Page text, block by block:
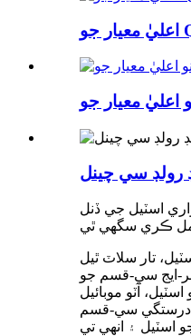
رولڊ سي چينل
اسٽيل جي ڏنل
تار سلاٽ ٿيل
ايج سي-قسم جو
آٽو موبائيل
جو اسٽيل، سامان لاءِ درستگي سي-قسم